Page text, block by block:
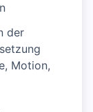
der
Motion,